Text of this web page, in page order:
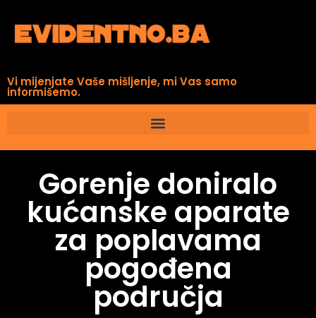
Vi mijenjate Vaše mišljenje, mi Vas samo
informišemo.
Gorenje doniralo
kućanske aparate
za poplavama
pogođena
područja